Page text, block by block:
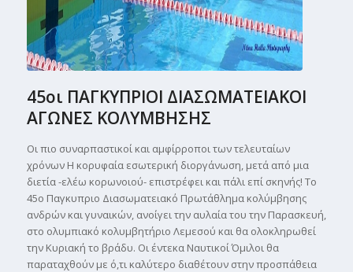
45οι ΠΑΓΚΥΠΡΙΟΙ ΔΙΑΣΩΜΑΤΕΙΑΚΟΙ
ΑΓΩΝΕΣ ΚΟΛΥΜΒΗΣΗΣ
Οι πιο συναρπαστικοί και αμφίρροποι των τελευταίων
χρόνων Η κορυφαία εσωτερική διοργάνωση, μετά από μια
διετία -ελέω κορωνοιού- επιστρέφει και πάλι επί σκηνής! Το
45ο Παγκυπριο Διασωματειακό Πρωτάθλημα κολύμβησης
ανδρών και γυναικών, ανοίγει την αυλαία του την Παρασκευή,
στο ολυμπιακό κολυμβητήριο Λεμεσού και θα ολοκληρωθεί
την Κυριακή το βράδυ. Οι έντεκα Ναυτικοί Όμιλοι θα
παραταχθούν με ό,τι καλύτερο διαθέτουν στην προσπάθεια